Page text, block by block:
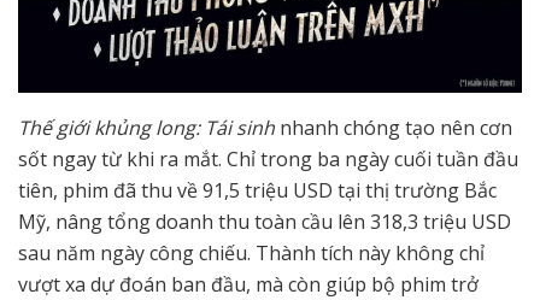
Thế giới khủng long: Tái sinh nhanh chóng tạo nên cơn
sốt ngay từ khi ra mắt. Chỉ trong ba ngày cuối tuần đầu
tiên, phim đã thu về 91,5 triệu USD tại thị trường Bắc
Mỹ, nâng tổng doanh thu toàn cầu lên 318,3 triệu USD
sau năm ngày công chiếu. Thành tích này không chỉ
vượt xa dự đoán ban đầu, mà còn giúp bộ phim trở